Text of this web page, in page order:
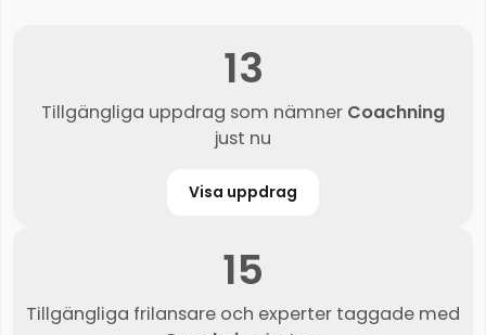
13
Tillgängliga uppdrag som nämner Coachning
just nu
Visa uppdrag
15
Tillgängliga frilansare och experter taggade med